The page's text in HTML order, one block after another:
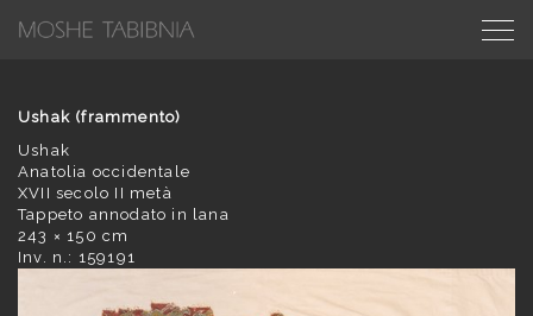
Ushak (frammento)
Ushak
Anatolia occidentale
XVII secolo II metà
Tappeto annodato in lana
243 × 150 cm
Inv. n.: 159191